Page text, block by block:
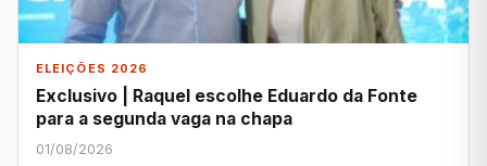
ELEIÇÕES 2026
Exclusivo | Raquel escolhe Eduardo da Fonte
para a segunda vaga na chapa
01/08/2026